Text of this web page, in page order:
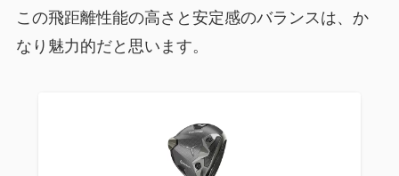
この飛距離性能の高さと安定感のバランスは、か
なり魅力的だと思います。